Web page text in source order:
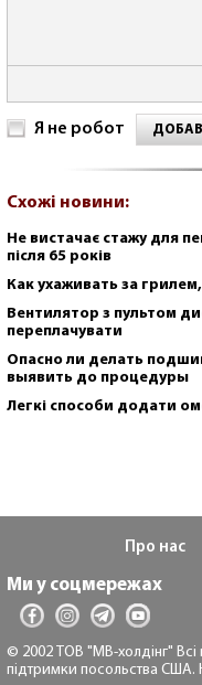
Я не робот
Схожі новини:
Не вистачає стажу для
після 65 років
Как ухаживать за
Вентилятор з пультом
переплачувати
Опасно ли делать
выявить до процедуры
Легкі способи додати
Про нас
Ми у соцмережах
© 2002 ТОВ "МВ-холдінг" Всі
підтримки посольства США.